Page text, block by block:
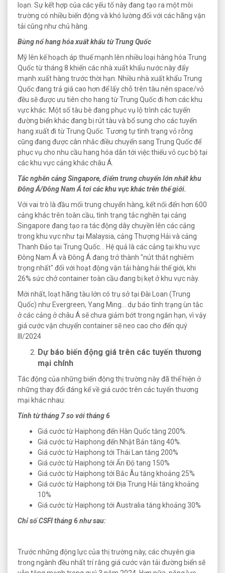
loạn. Sự kết hợp của các yếu tố này đang tạo ra một môi
trường có nhiều biến động và khó lường đối với các hãng vận
tải cũng như chủ hàng.
Bùng nổ hang hóa xuất khẩu từ Trung Quốc
Mỹ lên kế hoạch áp thuế mạnh lên nhiều loại hàng hóa Trung
Quốc từ tháng 8 khiến các nhà xuất khẩu nước này đẩy
mạnh xuất hàng trước thời hạn. Nhiều nhà xuất khẩu Trung
Quốc đang trả giá cao hơn để lấy chỗ trên tàu nên space/vỏ
đều sẽ được ưu tiên cho hang từ Trung Quốc đi hơn các khu
vực khác. Một số tàu bè đang phục vụ lộ trình các tuyến
đường biển khác đang bị rút tàu và bổ sung cho các tuyến
hang xuất đi từ Trung Quốc. Tương tự tình trạng vỏ rỗng
cũng đang được cân nhắc điều chuyển sang Trung Quốc để
phục vụ cho nhu cầu hang hóa dẫn tới việc thiếu vỏ cục bộ tại
các khu vực cảng khác châu Á.
Tắc nghẽn cảng Singapore, điểm trung chuyển lớn nhất khu
Đông Á/Đông Nam Á tơi các khu vực khác trên thế giới.
Với vai trò là đầu mối trung chuyển hàng, kết nối đến hơn 600
cảng khác trên toàn cầu, tình trạng tắc nghẽn tại cảng
Singapore đang tạo ra tác động dây chuyền lên các cảng
trong khu vực như tại Malaysia, cảng Thượng Hải và cảng
Thanh Đảo tại Trung Quốc… Hệ quả là các cảng tại khu vực
Đông Nam Á và Đông Á đang trở thành "nút thắt nghiêm
trọng nhất" đối với hoạt động vận tải hàng hải thế giới, khi
26% sức chở container toàn cầu đang bị kẹt ở khu vực này.
Mới nhất, loạt hãng tàu lớn có trụ sở tại Đài Loan (Trung
Quốc) như Evergreen, Yang Ming… dự báo tình trạng ùn tắc
ở các cảng ở châu Á sẽ chưa giảm bớt trong ngắn hạn, vì vậy
giá cước vận chuyển container sẽ neo cao cho đến quý
III/2024
Dự báo biến động giá trên các tuyến thương
mại chính
Tác động của những biến động thị trường này đã thể hiện ở
những thay đổi đáng kể về giá cước trên các tuyến thương
mại khác nhau:
Tính từ tháng 7 so với tháng 6
Giá cước từ Haiphong đến Hàn Quốc tăng 200%.
Giá cước từ Haiphong đến Nhật Bản tăng 40%.
Giá cước từ Haiphong tới Thái Lan tăng 200%
Giá cước từ Haiphong tới Ấn Độ tang 150%
Giá cước từ Haiphong tới Bắc Âu tăng khoảng 25%
Giá cước từ Haiphong tới Địa Trung Hải tăng khoảng
10%
Giá cước từ Haiphong tới Australia tăng khoảng 30%
Chỉ số CSFI tháng 6 như sau:
Trước những động lực của thị trường này, các chuyên gia
trong ngành đều nhất trí rằng giá cước vận tải đường biển sẽ